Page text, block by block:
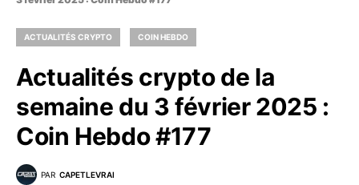
ACTUALITÉS CRYPTO COIN HEBDO
Actualités crypto de la
semaine du 3 février 2025 :
Coin Hebdo #177
PAR CAPETLEVRAI